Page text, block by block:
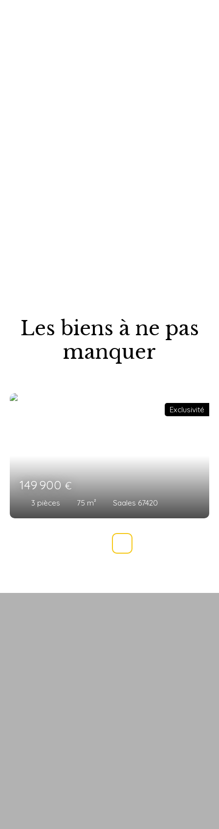
Les biens à ne pas
manquer
149 900€
3 pièces 75 m² Saales 67420
Exclusivité